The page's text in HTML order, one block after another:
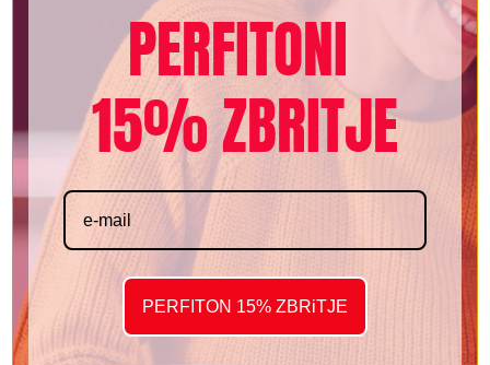
DESCRIPTION
Kjo thikë ka teh shumë të mprehtë dhe dorezë ergonomike për efekt
maksimal dhe përdorim të sigurt. Nuk ndikon në erën dhe shijen e
ushqimit të prerë në feta.
Lani dhe thani pas përdorimit, mbajeni larg fëmijëve.
ADDITIONAL INFORMATION
REVIEWS (0)
PERFITONI
15% ZBRITJE
PERFITON 15% ZBRiTJE